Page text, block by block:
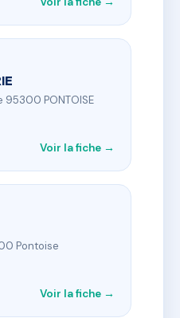
95300 PONTOISE
Voir la fiche →
Pontoise
Voir la fiche →